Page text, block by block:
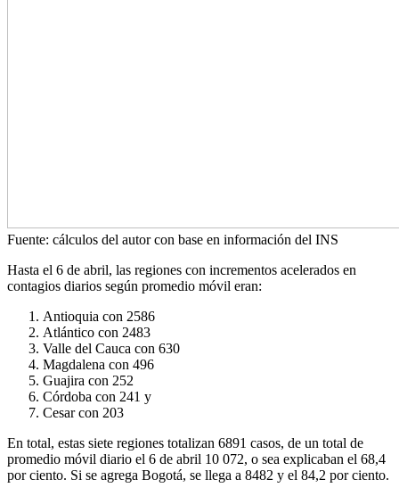
Fuente: cálculos del autor con base en información del INS
Hasta el 6 de abril, las regiones con incrementos acelerados en
contagios diarios según promedio móvil eran:
Antioquia con 2586
Atlántico con 2483
Valle del Cauca con 630
Magdalena con 496
Guajira con 252
Córdoba con 241 y
Cesar con 203
En total, estas siete regiones totalizan 6891 casos, de un total de
promedio móvil diario el 6 de abril 10 072, o sea explicaban el 68,4
por ciento. Si se agrega Bogotá, se llega a 8482 y el 84,2 por ciento.